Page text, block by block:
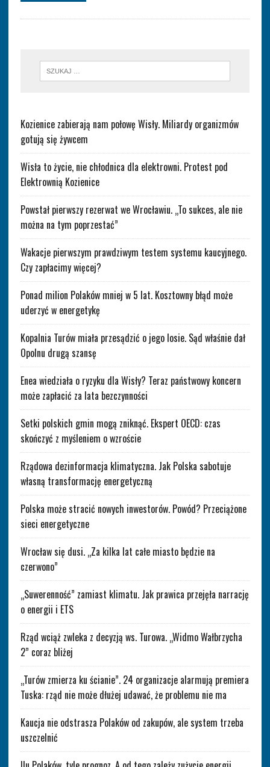
Kozienice zabierają nam połowę Wisły. Miliardy organizmów
gotują się żywcem
Wisła to życie, nie chłodnica dla elektrowni. Protest pod
Elektrownią Kozienice
Powstał pierwszy rezerwat we Wrocławiu. „To sukces, ale nie
można na tym poprzestać”
Wakacje pierwszym prawdziwym testem systemu kaucyjnego.
Czy zapłacimy więcej?
Ponad milion Polaków mniej w 5 lat. Kosztowny błąd może
uderzyć w energetykę
Kopalnia Turów miała przesądzić o jego losie. Sąd właśnie dał
Opolnu drugą szansę
Enea wiedziała o ryzyku dla Wisły? Teraz państwowy koncern
może zapłacić za lata bezczynności
Setki polskich gmin mogą zniknąć. Ekspert OECD: czas
skończyć z myśleniem o wzroście
Rządowa dezinformacja klimatyczna. Jak Polska sabotuje
własną transformację energetyczną
Polska może stracić nowych inwestorów. Powód? Przeciążone
sieci energetyczne
Wrocław się dusi. „Za kilka lat całe miasto będzie na
czerwono”
„Suwerenność” zamiast klimatu. Jak prawica przejęła narrację
o energii i ETS
Rząd wciąż zwleka z decyzją ws. Turowa. „Widmo Wałbrzycha
2” coraz bliżej
„Turów zmierza ku ścianie”. 24 organizacje alarmują premiera
Tuska: rząd nie może dłużej udawać, że problemu nie ma
Kaucja nie odstrasza Polaków od zakupów, ale system trzeba
uszczelnić